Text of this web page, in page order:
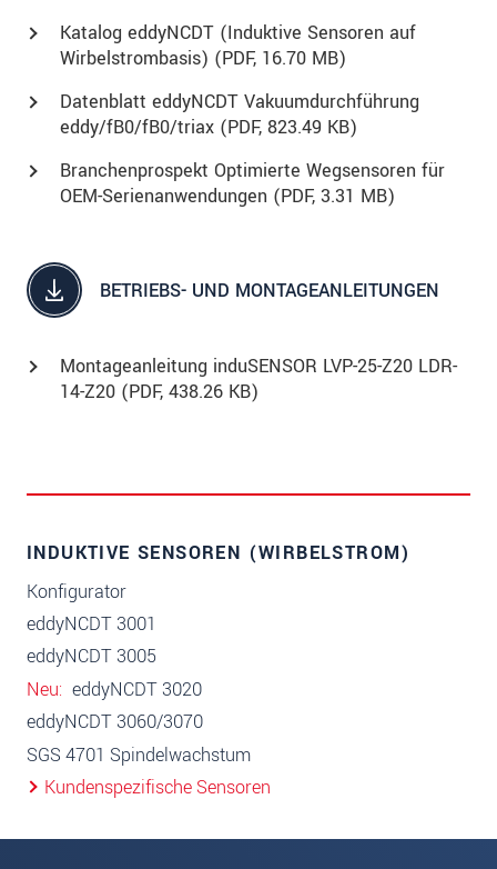
Katalog eddyNCDT (Induktive Sensoren auf
Wirbelstrombasis) (PDF, 16.70 MB)
Datenblatt eddyNCDT Vakuumdurchführung
eddy/fB0/fB0/triax (PDF, 823.49 KB)
Branchenprospekt Optimierte Wegsensoren für
OEM-Serienanwendungen (PDF, 3.31 MB)
BETRIEBS- UND MONTAGEANLEITUNGEN
Montageanleitung induSENSOR LVP-25-Z20 LDR-
14-Z20 (PDF, 438.26 KB)
INDUKTIVE SENSOREN (WIRBELSTROM)
Konfigurator
eddyNCDT 3001
eddyNCDT 3005
Neu eddyNCDT 3020
eddyNCDT 3060/3070
SGS 4701 Spindelwachstum
Kundenspezifische Sensoren